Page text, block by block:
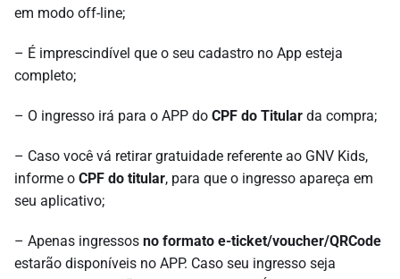
em modo off-line;
– É imprescindível que o seu cadastro no App esteja
completo;
– O ingresso irá para o APP do CPF do Titular da compra;
– Caso você vá retirar gratuidade referente ao GNV Kids,
informe o CPF do titular, para que o ingresso apareça em
seu aplicativo;
– Apenas ingressos no formato e-ticket/voucher/QRCode
estarão disponíveis no APP. Caso seu ingresso seja